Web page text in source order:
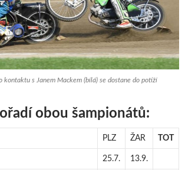
kontaktu s Janem Mackem (bílá) se dostane do potíží
obou šampionátů:
PLZ ŽAR TOT
25.7. 13.9.